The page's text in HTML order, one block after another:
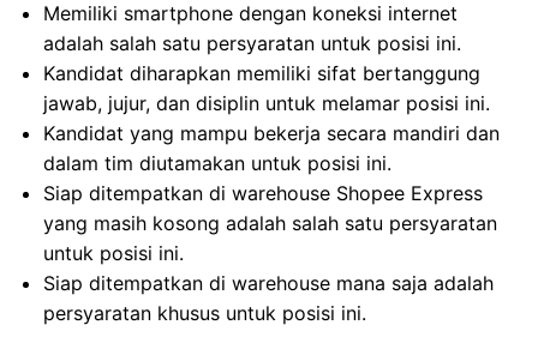
Memiliki smartphone dengan koneksi internet
adalah salah satu persyaratan untuk posisi ini.
Kandidat diharapkan memiliki sifat bertanggung
jawab, jujur, dan disiplin untuk melamar posisi ini.
Kandidat yang mampu bekerja secara mandiri dan
dalam tim diutamakan untuk posisi ini.
Siap ditempatkan di warehouse Shopee Express
yang masih kosong adalah salah satu persyaratan
untuk posisi ini.
Siap ditempatkan di warehouse mana saja adalah
persyaratan khusus untuk posisi ini.